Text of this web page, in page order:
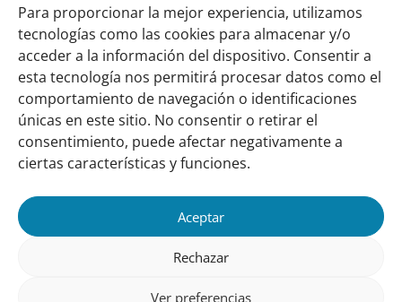
Para proporcionar la mejor experiencia, utilizamos
tecnologías como las cookies para almacenar y/o
acceder a la información del dispositivo. Consentir a
esta tecnología nos permitirá procesar datos como el
comportamiento de navegación o identificaciones
únicas en este sitio. No consentir o retirar el
consentimiento, puede afectar negativamente a
ciertas características y funciones.
Aceptar
Rechazar
Ver preferencias
apartado
El manejo responsable de los humedales
Publicado
en
el
apartado
Conservación de humedales costeros Publicado
en:
octubre 5, 2016
Links
importantes
Sobre nosotros
Nuestra red
Misión y Visión
Nuestra historia
Conozca a nuestro equipo